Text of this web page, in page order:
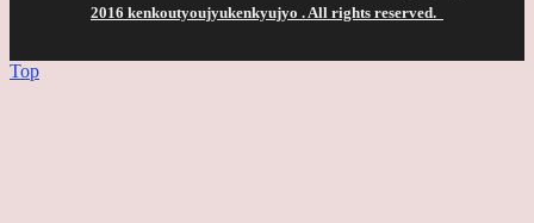
2016 kenkoutyoujyukenkyujyo . All rights reserved.
Top